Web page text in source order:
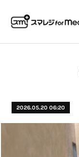
2026.05.20 06:20